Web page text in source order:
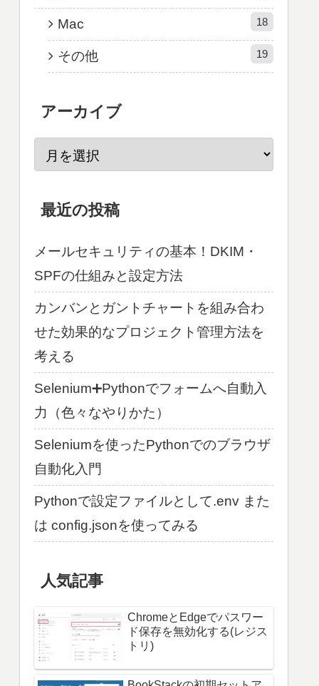
Mac 18
その他 19
アーカイブ
最近の投稿
メールセキュリティの基本！DKIM・
SPFの仕組みと設定方法
カンバンとガントチャートを組み合わ
せた効果的なプロジェクト管理方法を
考える
Selenium➕Pythonでフォームへ自動入
力（色々なやりかた）
Seleniumを使ったPythonでのブラウザ
自動化入門
Pythonで設定ファイルとして.env また
は config.jsonを使ってみる
人気記事
ChromeとEdgeでパスワー
ド保存を無効化する(レジス
トリ)